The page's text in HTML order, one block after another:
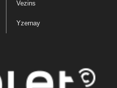
Vezins
Yzernay